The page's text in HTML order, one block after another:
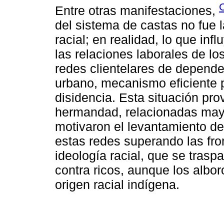
Entre otras manifestaciones,
del sistema de castas no fue
racial; en realidad, lo que
las relaciones laborales de
redes clientelares de
urbano, mecanismo eficiente
disidencia. Esta situación
hermandad, relacionadas
motivaron el levantamiento
estas redes superando las
ideología racial, que se
contra ricos, aunque los
origen racial indígena.